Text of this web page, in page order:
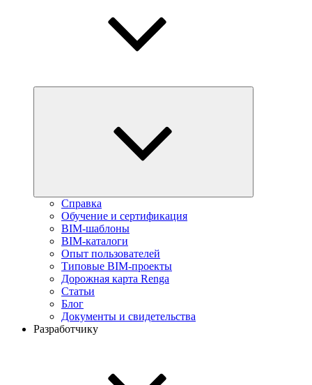
Справка
Обучение и сертификация
BIM-шаблоны
BIM-каталоги
Опыт пользователей
Типовые BIM-проекты
Дорожная карта Renga
Статьи
Блог
Документы и свидетельства
Разработчику